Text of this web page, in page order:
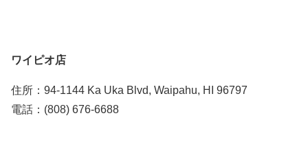
ワイピオ店
住所：94-1144 Ka Uka Blvd, Waipahu, HI 96797
電話：(808) 676-6688